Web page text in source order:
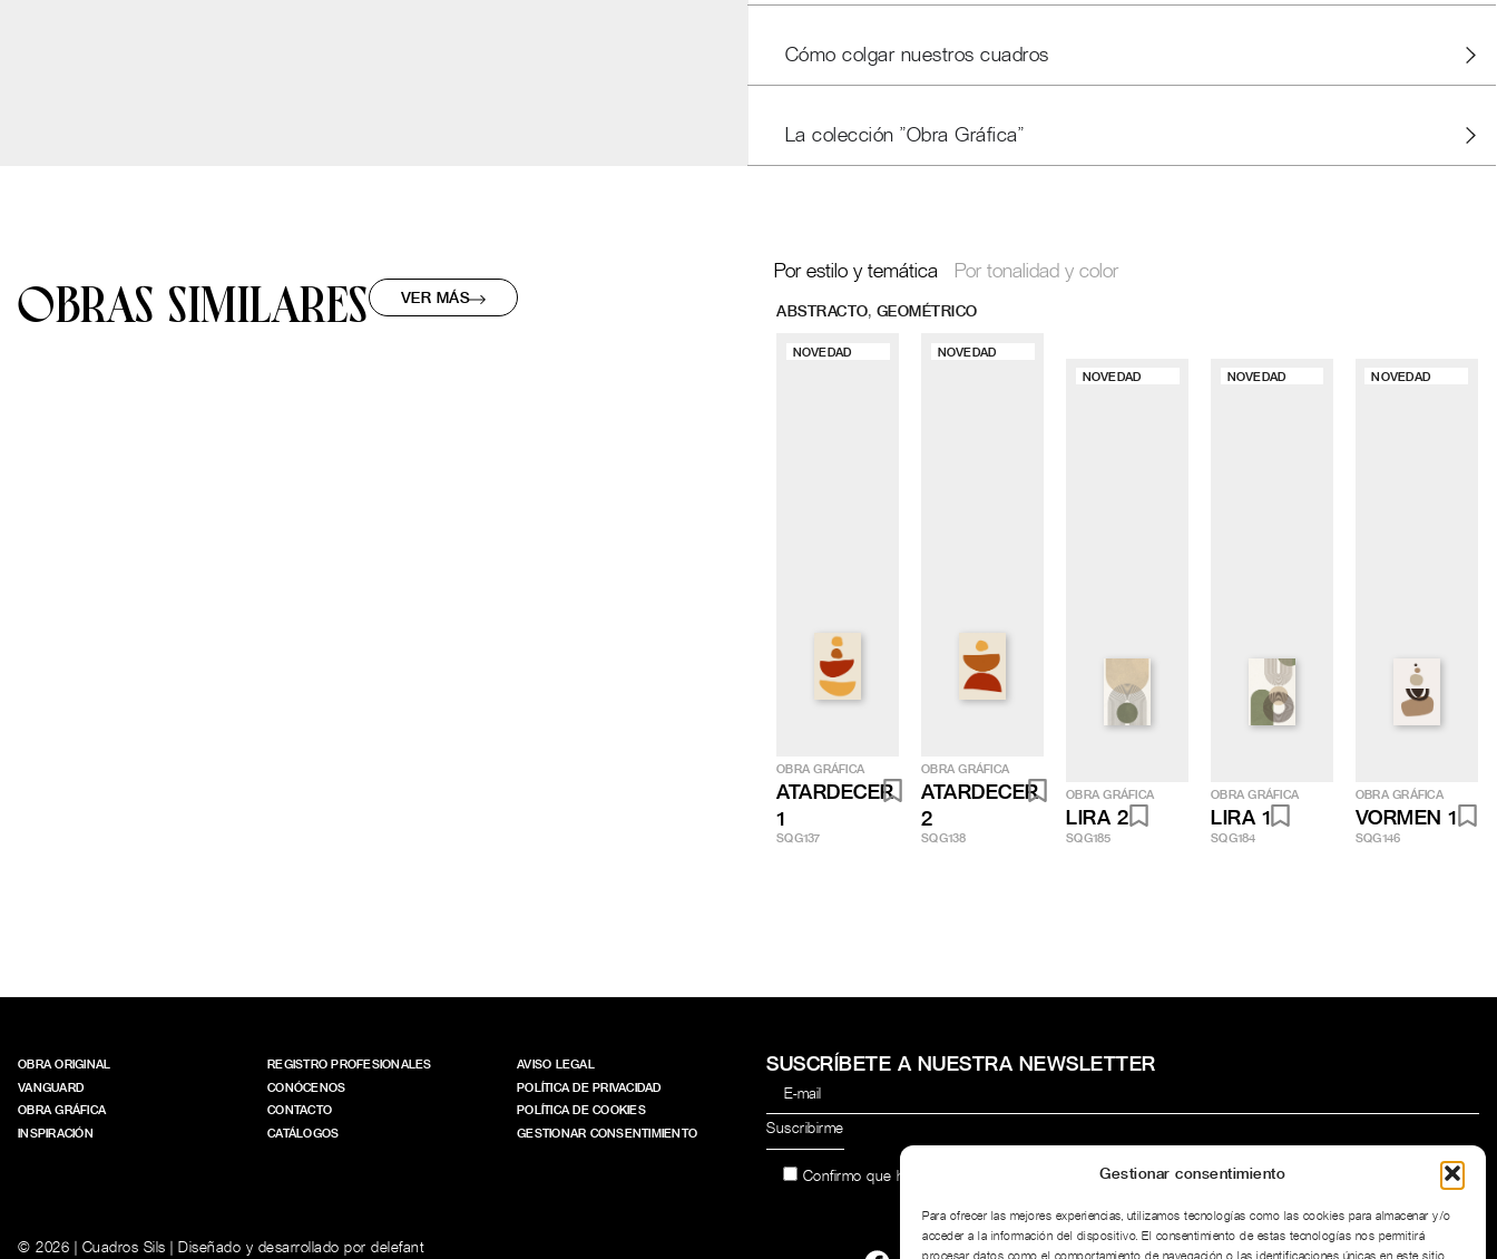
Gestionar consentimiento
Para ofrecer las mejores experiencias, utilizamos tecnologías como las cookies para almacenar y/o
acceder a la información del dispositivo. El consentimiento de estas tecnologías nos permitirá
Cómo colgar nuestros cuadros
La colección "Obra Gráfica"
OBRAS SIMILARES VER MÁS
Por estilo y temática Por tonalidad y color
ABSTRACTO, GEOMÉTRICO
NOVEDAD
OBRA GRÁFICA
ATARDECER
1
SQG137
NOVEDAD
OBRA GRÁFICA
ATARDECER
2
SQG138
NOVEDAD
OBRA GRÁFICA
LIRA 2
SQG185
NOVEDAD
OBRA GRÁFICA
LIRA 1
SQG184
NOVEDAD
OBRA GRÁFICA
VORMEN 1
SQG146
OBRA ORIGINAL
VANGUARD
OBRA GRÁFICA
INSPIRACIÓN
REGISTRO PROFESIONALES
CONÓCENOS
CONTACTO
CATÁLOGOS
AVISO LEGAL
POLÍTICA DE PRIVACIDAD
POLÍTICA DE COOKIES
GESTIONAR CONSENTIMIENTO
SUSCRÍBETE A NUESTRA NEWSLETTER
Confirmo que he leído y acepto la Política de privacidad del sitio web.
© 2026 | Cuadros Sils | Diseñado y desarrollado por delefant